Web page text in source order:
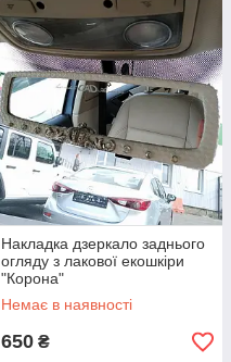
Накладка дзеркало заднього
огляду з лакової екошкіри
"Корона"
Немає в наявності
650 ₴